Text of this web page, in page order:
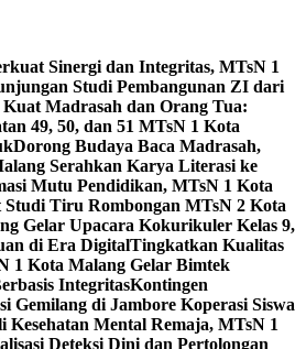
Sinergi dan Integritas, MTsN 1
Studi Pembangunan ZI dari
Kuat Madrasah dan Orang Tua:
49, 50, dan 51 MTsN 1 Kota
Dorong Budaya Baca Madrasah,
Serahkan Karya Literasi ke
Mutu Pendidikan, MTsN 1 Kota
Studi Tiru Rombongan MTsN 2 Kota
Gelar Upacara Kokurikuler Kelas 9,
di Era DigitalTingkatkan Kualitas
1 Kota Malang Gelar Bimtek
IntegritasKontingen
Gemilang di Jambore Koperasi Siswa
Kesehatan Mental Remaja, MTsN 1
Deteksi Dini dan Pertolongan